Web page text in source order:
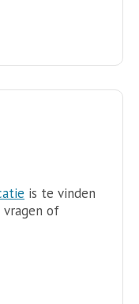
is te vinden
vragen of